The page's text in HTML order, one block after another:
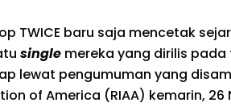
TWICE baru saja mencetak
single mereka yang dirilis pada
lewat pengumuman yang
of America (RIAA) kemarin, 26